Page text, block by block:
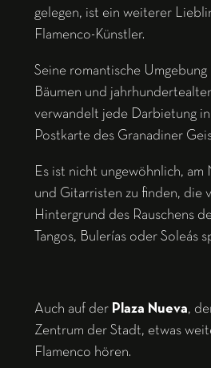
gelegen, ist ein weiterer
Flamenco-Künstler.
Seine romantische
Bäumen und
verwandelt jede Darbietung
Postkarte des Granadiner
Es ist nicht ungewöhnlich, am
und Gitarristen zu finden, die
Hintergrund des Rauschens
Tangos, Bulerías oder Soleás
Auch auf der Plaza Nueva,
Zentrum der Stadt, etwas
Flamenco hören.